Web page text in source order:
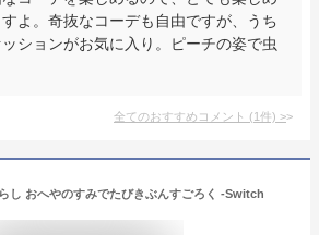
よ。奇抜なコーデも自由ですが、うち
ションがお気に入り。ピーチの姿で虫
全てのおすすめコメント (1件) >
し おへやのすみでたびきぶんすごろく -Switch